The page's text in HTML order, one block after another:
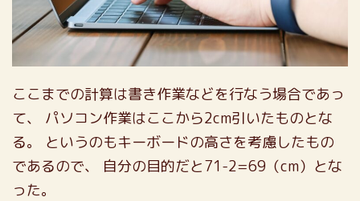
ここまでの計算は書き作業などを行なう場合であっ
て、
パソコン作業はここから2cm引いたものとな
る。
というのもキーボードの高さを考慮したもの
であるので、
自分の目的だと71-2=69（cm）とな
った。